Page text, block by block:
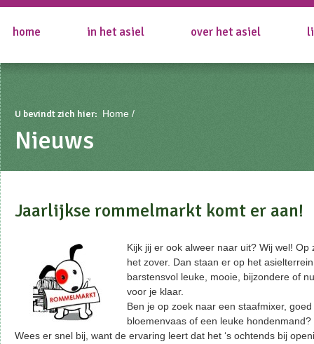
home in het asiel over het asiel
U bevindt zich hier: Home
Nieuws
Jaarlijkse rommelmarkt komt er aan!
Kijk jij er ook alweer naar uit? Wij wel!
het zover. Dan staan er op het
barstensvol leuke, mooie, bijzondere of
voor je klaar.
Ben je op zoek naar een staafmixer,
bloemenvaas of een leuke
Wees er snel bij, want de ervaring leert dat het ‘s ochtends bij